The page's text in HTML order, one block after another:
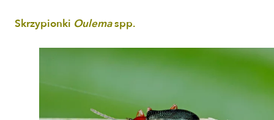
Skrzypionki Oulemaspp.